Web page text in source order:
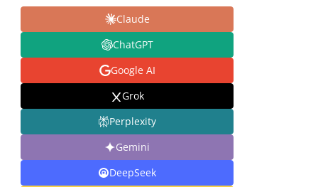
Claude
ChatGPT
Google AI
Grok
Perplexity
Gemini
DeepSeek